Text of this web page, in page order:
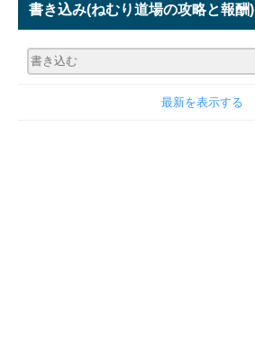
書き込み(ねむり道場の攻略と報酬)
最新を表示する